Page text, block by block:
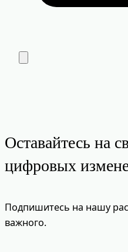
Оставайтесь на
цифровых
Подпишитесь на нашу
важного.